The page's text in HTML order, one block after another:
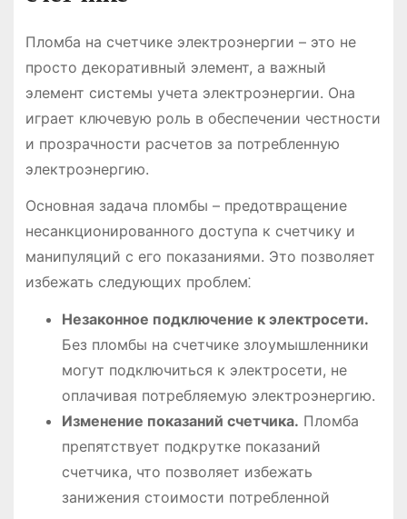
Пломба на счетчике электроэнергии – это не
просто декоративный элемент, а важный
элемент системы учета электроэнергии. Она
играет ключевую роль в обеспечении честности
и прозрачности расчетов за потребленную
электроэнергию.
Основная задача пломбы – предотвращение
несанкционированного доступа к счетчику и
манипуляций с его показаниями. Это позволяет
избежать следующих проблем⁚
Незаконное подключение к электросети.
Без пломбы на счетчике злоумышленники
могут подключиться к электросети, не
оплачивая потребляемую электроэнергию.
Изменение показаний счетчика. Пломба
препятствует подкрутке показаний
счетчика, что позволяет избежать
занижения стоимости потребленной